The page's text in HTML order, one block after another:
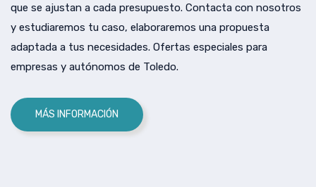
que se ajustan a cada presupuesto. Contacta con nosotros
y estudiaremos tu caso, elaboraremos una propuesta
adaptada a tus necesidades. Ofertas especiales para
empresas y autónomos de Toledo.
MÁS INFORMACIÓN